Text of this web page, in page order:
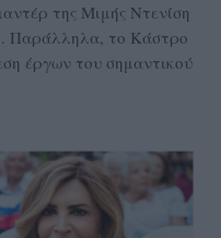
της Μιμής Ντενίση
Παράλληλα, το Κάστρο
έργων του σημαντικού